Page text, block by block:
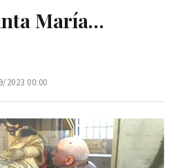
María…
2023 00:00